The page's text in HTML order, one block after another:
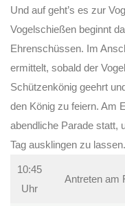
Und auf geht’s es zur
Vogelschießen beginnt
Ehrenschüssen. Im
ermittelt, sobald der
Schützenkönig geehrt
den König zu feiern. Am
abendliche Parade statt,
Tag ausklingen zu lassen.
10:45
Uhr
Antreten am